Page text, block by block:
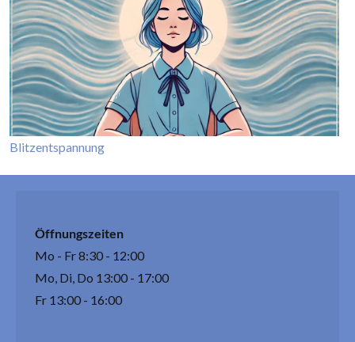
Blitzentspannung
Öffnungszeiten
Mo - Fr 8:30 - 12:00
Mo, Di, Do 13:00 - 17:00
Fr 13:00 - 16:00